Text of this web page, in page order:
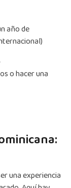
año de
o hacer una
una experiencia